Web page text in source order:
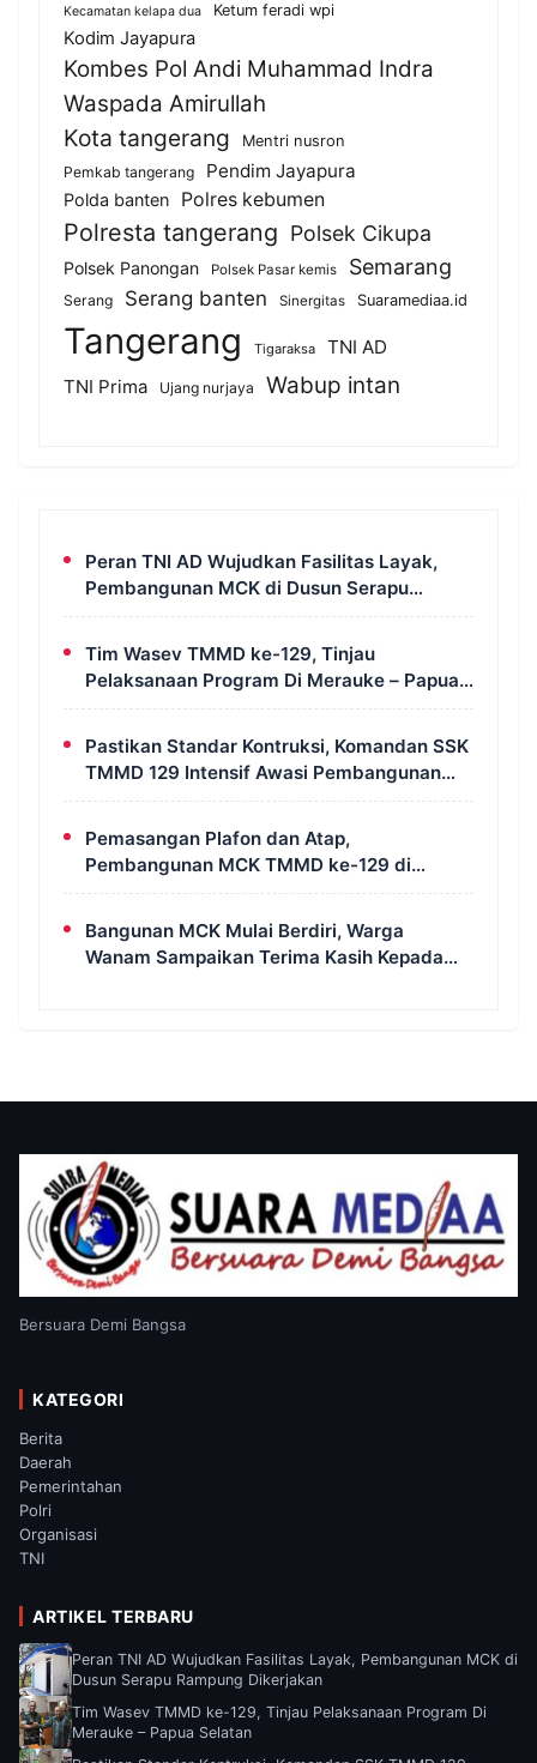
Kecamatan kelapa dua Ketum feradi wpi
Kodim Jayapura
Kombes Pol Andi Muhammad Indra
Waspada Amirullah
Kota tangerang
Mentri nusron
Pemkab tangerang
Pendim Jayapura
Polda banten Polres kebumen
Polresta tangerang Polsek Cikupa
Polsek Panongan Polsek Pasar kemis Semarang
Serang Serang banten Sinergitas Suaramediaa.id
Tangerang Tigaraksa
TNI AD
TNI Prima
Ujang nurjaya Wabup intan
Peran TNI AD Wujudkan Fasilitas Layak,
Pembangunan MCK di Dusun Serapu
Rampung Dikerjakan
Tim Wasev TMMD ke-129, Tinjau
Pelaksanaan Program Di Merauke – Papua
Selatan
Pastikan Standar Kontruksi, Komandan SSK
TMMD 129 Intensif Awasi Pembangunan
MCK di Wanam
Pemasangan Plafon dan Atap,
Pembangunan MCK TMMD ke-129 di
Kampung Wanam Hampir Rampung
Bangunan MCK Mulai Berdiri, Warga
Wanam Sampaikan Terima Kasih Kepada
Bersuara Demi Bangsa
KATEGORI
Berita
Daerah
Pemerintahan
Polri
Organisasi
TNI
ARTIKEL TERBARU
Peran TNI AD Wujudkan Fasilitas Layak, Pembangunan MCK di
Dusun Serapu Rampung Dikerjakan
Tim Wasev TMMD ke-129, Tinjau Pelaksanaan Program Di
Merauke – Papua Selatan